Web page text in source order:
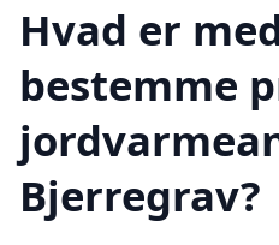
Hvad er
bestemme
Bjerregrav?